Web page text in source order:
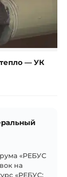
— УК
«РЕБУС
на
«РЕБУС: